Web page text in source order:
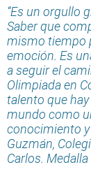
“Es un orgullo
Saber que
mismo tiempo
emoción. Es
a seguir el
Olimpiada en
talento que
mundo como
conocimiento y
Guzmán,
Carlos.